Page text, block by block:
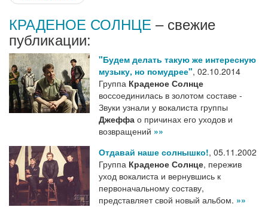
КРАДЕНОЕ СОЛНЦЕ – свежие
публикации:
"Будем делать такую же интересную
музыку, но помудрее", 02.10.2014
Группа Краденое Солнце
воссоединилась в золотом составе -
Звуки узнали у вокалиста группы
Джеффа о причинах его уходов и
возвращений »»
Отдавай наше солнышко!, 05.11.2002
Группа Краденое Солнце, пережив
уход вокалиста и вернувшись к
первоначальному составу,
представляет свой новый альбом. »»